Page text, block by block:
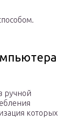
ручной
которых